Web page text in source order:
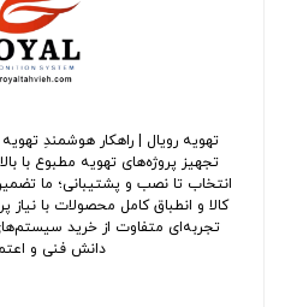
تهویه رویال | راهکار هوشمندِ
تجهیز پروژه‌های تهویه مطبوع با
انتخاب تا نصب و پشتیبانی؛ ما
کالا و انطباق کامل محصولات با نیاز
تجربه‌ای متفاوت از خرید
دانش فنی و